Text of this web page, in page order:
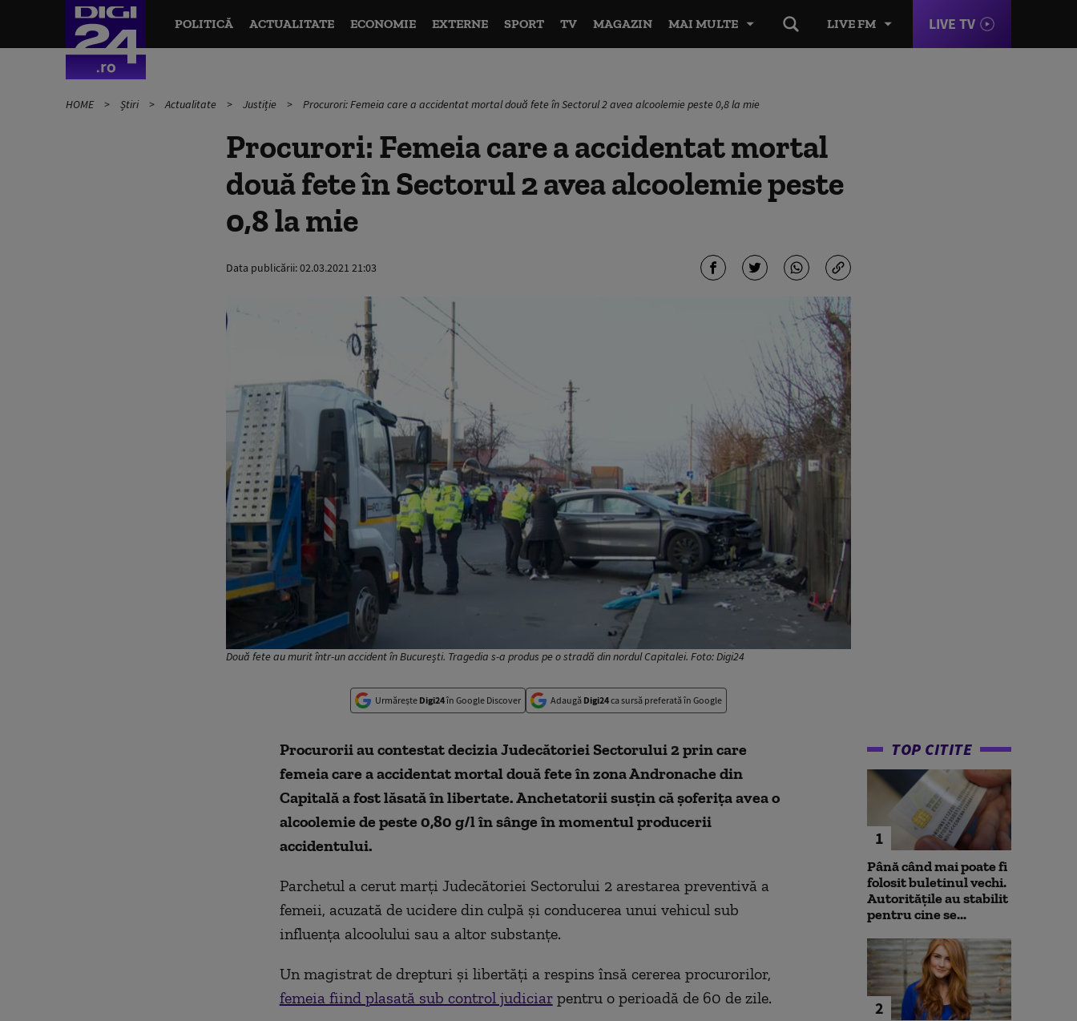
LIVE FM LIVE TV
POLITICĂ ACTUALITATE ECONOMIE EXTERNE SPORT TV MAGAZIN MAI MULTE
HOME Știri Actualitate Justiție Procurori: Femeia care a accidentat mortal două fete în Sectorul 2 avea alcoolemie peste 0,8 la mie
Procurori: Femeia care a accidentat mortal
două fete în Sectorul 2 avea alcoolemie peste
0,8 la mie
Data publicării:02.03.2021 21:03
Două fete au murit într-un accident în București. Tragedia s-a produs pe o stradă din nordul Capitalei. Foto: Digi24
Urmărește Digi24în Google Discover Adaugă Digi24ca sursă preferată în Google
Procurorii au contestat decizia Judecătoriei Sectorului 2 prin care
femeia care a accidentat mortal două fete în zona Andronache din
Capitală a fost lăsată în libertate. Anchetatorii susțin că șoferița avea o
alcoolemie de peste 0,80 g/l în sânge în momentul producerii
accidentului.
Parchetul a cerut marţi Judecătoriei Sectorului 2 arestarea preventivă a
femeii, acuzată de ucidere din culpă şi conducerea unui vehicul sub
influenţa alcoolului sau a altor substanţe.
Un magistrat de drepturi şi libertăţi a respins însă cererea procurorilor,
femeia fiind plasată sub control judiciarpentru o perioadă de 60 de zile.
TOP CITITE
1
Până când mai poate fi
folosit buletinul vechi.
Autoritățile au stabilit
pentru cine se...
2